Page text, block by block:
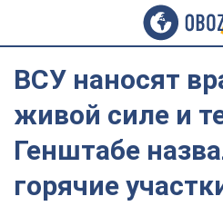
ВСУ наносят
живой силе и
Генштабе
горячие